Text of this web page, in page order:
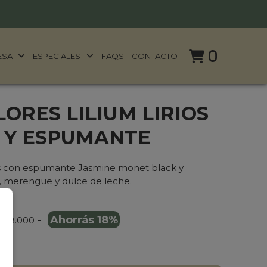
ESPECIALES FAQS CONTACTO 0
LILIUM LIRIOS
ESPUMANTE
con espumante Jasmine monet black y
y dulce de leche.
209.000 - Ahorrás 18%